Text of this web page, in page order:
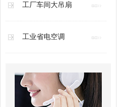
工厂车间大吊扇
工业省电空调